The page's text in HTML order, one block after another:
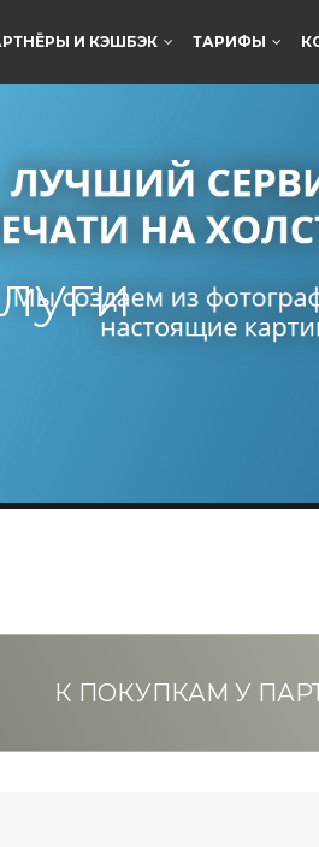
И КЭШБЭК ТАРИФЫ
К ПОКУПКАМ У